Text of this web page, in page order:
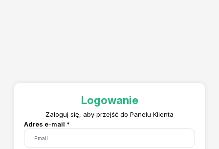
Logowanie
Zaloguj się, aby przejść do Panelu Klienta
Adres e-mail *